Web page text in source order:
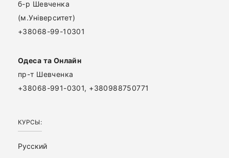
б-р Шевченка
(м.Університет)
+38068-99-10301
Одеса та Онлайн
пр-т Шевченка
+38068-991-0301, +380988750771
КУРСЫ:
Русский